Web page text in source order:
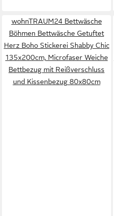
wohnTRAUM24 Bettwäsche
Böhmen Bettwäsche Getuftet
Herz Boho Stickerei Shabby Chic
135x200cm, Microfaser Weiche
Bettbezug mit Reißverschluss
und Kissenbezug 80x80cm